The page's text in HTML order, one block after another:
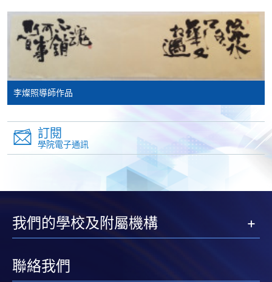
-個別學歷頒授課程
報讀同一學歷頒授課程內其他單元
個別課程為須報讀同一學歷頒授課程及其他單元或繳
交下期學費的學員，提供網上服務，如學員就讀的課
程設有此服務，課程負責人會通知學員有關程序。
網上支付可通過「繳費靈」(PPS) (不適用於手機)、
VISA 或 Mastercard、「微信支付」(Online WeChat
Pay) 、「支付寶」(Online Alipay) 或 「轉數快」(FPS)
親身報名/郵遞
報讀新課程
李燦照導師作品
訂閱
學院電子通訊
我們的學校及附屬機構
聯絡我們